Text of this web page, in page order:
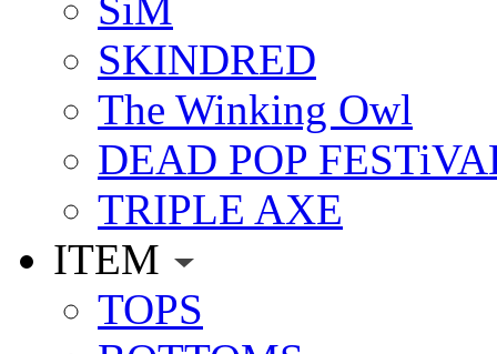
SKINDRED
The Winking Owl
DEAD POP
TRIPLE AXE
ITEM
TOPS